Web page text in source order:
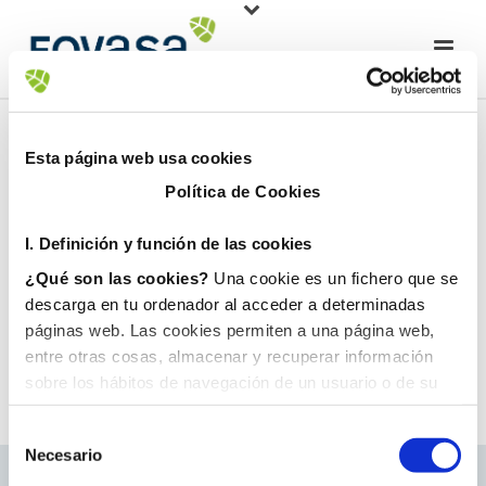
Esta página web usa cookies
Política de Cookies
I. Definición y función de las cookies
¿Qué son las cookies? Una cookie es un fichero que se
descarga en tu ordenador al acceder a determinadas
páginas web. Las cookies permiten a una página web,
entre otras cosas, almacenar y recuperar información
sobre los hábitos de navegación de un usuario o de su
equipo y, dependiendo de la información que contengan y
de la forma en que utilice su equipo, pueden utilizarse
para reconocer al usuario.
Necesario